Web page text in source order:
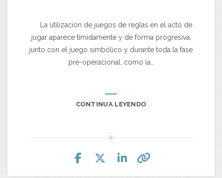
La utilización de juegos de reglas en el acto de
jugar aparece tímidamente y de forma progresiva,
junto con el juego simbólico y durante toda la fase
pre-operacional, como la…
CONTINUA LEYENDO